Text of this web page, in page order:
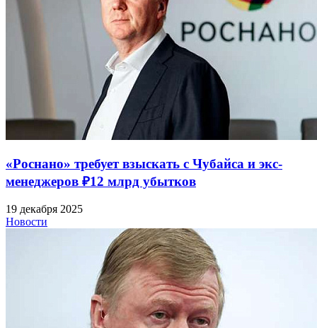
«Роснано» требует взыскать с Чубайса и экс-
менеджеров ₽12 млрд убытков
19 декабря 2025
Новости